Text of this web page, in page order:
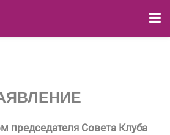
председателя Совета Клуба